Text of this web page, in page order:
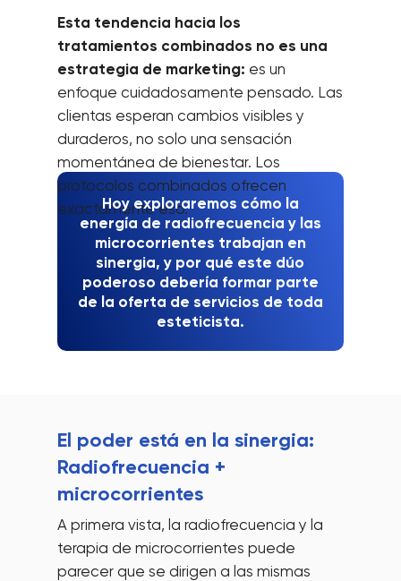
Esta tendencia hacia los
tratamientos combinados no es una
estrategia de marketing: es un
enfoque cuidadosamente pensado. Las
clientas esperan cambios visibles y
duraderos, no solo una sensación
momentánea de bienestar. Los
protocolos combinados ofrecen
exactamente eso.
Hoy exploraremos cómo la
energía de radiofrecuencia y las
microcorrientes trabajan en
sinergia, y por qué este dúo
poderoso debería formar parte
de la oferta de servicios de toda
esteticista.
A primera vista, la radiofrecuencia y la
terapia de microcorrientes puede
parecer que se dirigen a las mismas
El poder está en la sinergia:
Radiofrecuencia +
microcorrientes